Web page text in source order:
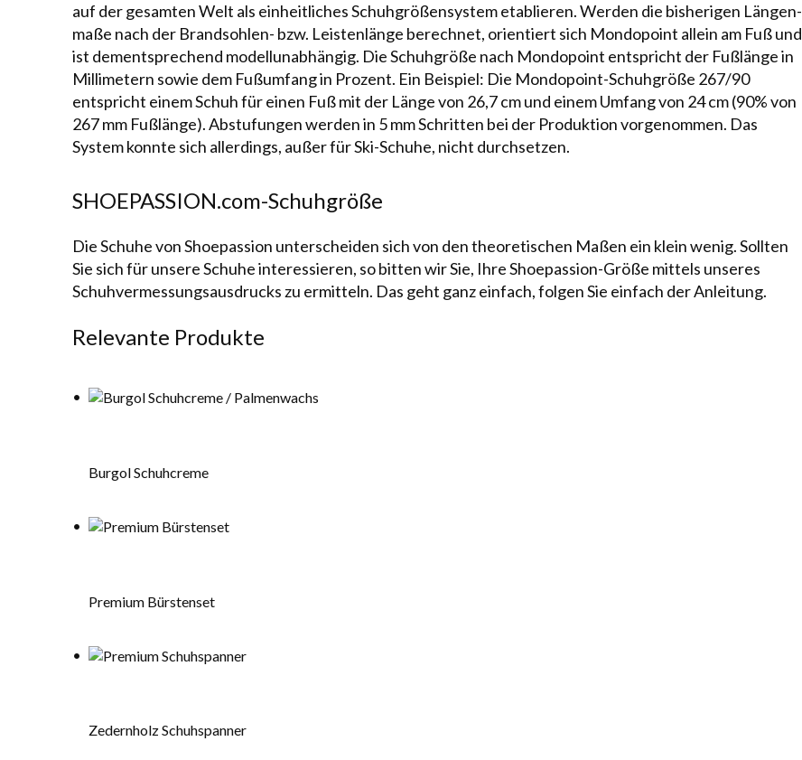
auf der gesamten Welt als ein­heit­li­ches Schuhgrößensystem eta­blie­ren. Werden die bisherigen Lä­ngen­
ma­ße nach der Brand­soh­len- bzw. Leistenlänge berechnet, ori­en­tiert sich Mon­do­point al­lein am Fuß und
ist dementsprechend modellunabhängig. Die Schuhgröße nach Mondopoint entspricht der Fußlänge in
Mil­li­me­tern sowie dem Fußumfang in Prozent. Ein Bei­spiel: Die Mon­do­point-Schuhgröße 267/90
entspricht einem Schuh für einen Fuß mit der Länge von 26,7 cm und einem Um­fang von 24 cm (90% von
267 mm Fußlänge). Abstufungen wer­den in 5 mm Schritten bei der Produktion vorgenommen. Das
System konnte sich allerdings, außer für Ski-Schuhe, nicht durchsetzen.
SHOEPASSION.com-Schuhgröße
Die Schuhe von Shoepassion unterscheiden sich von den theo­re­ti­schen Maßen ein klein wenig. Sollten
Sie sich für unsere Schuhe in­te­res­sie­ren, so bitten wir Sie, Ihre Shoepassion-Größe mittels un­se­res
Schuhvermessungsausdrucks zu ermitteln. Das geht ganz einfach, folgen Sie einfach der Anleitung.
Relevante Produkte
Burgol Schuhcreme
Premium Bürstenset
Zedernholz Schuhspanner